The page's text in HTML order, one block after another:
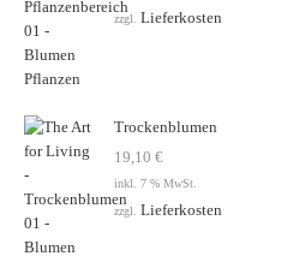
zzgl. Lieferkosten
Trockenblumen
19,10 €
inkl. 7 % MwSt.
zzgl. Lieferkosten